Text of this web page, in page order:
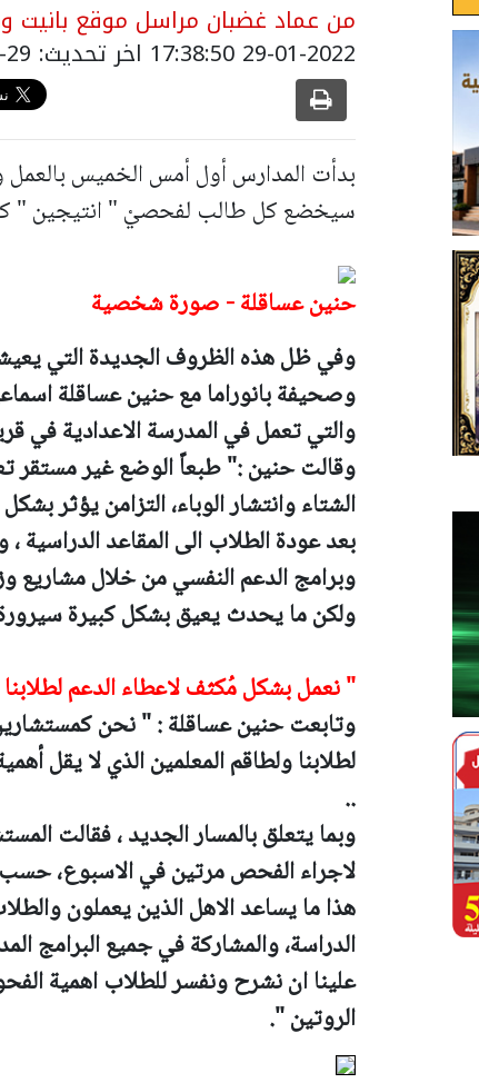
من عماد غضبان مراسل موقع بانيت
29-01-2022 17:38:50 اخر تحديث: 29-01-2022 19:38:50
بدأت المدارس أول أمس الخميس
سيخضع كل طالب لفحصيْ " انتيجين "
حنين عساقلة - صورة شخصية
وفي ظل هذه الظروف الجديدة التي
وصحيفة بانوراما مع حنين عساقلة
والتي تعمل في المدرسة الاعدادية في
وقالت حنين :" طبعاً الوضع غير مستقر
الشتاء وانتشار الوباء، التزامن يؤثر
بعد عودة الطلاب الى المقاعد الدراسية ،
وبرامج الدعم النفسي من خلال مشاريع
ولكن ما يحدث يعيق بشكل كبيرة
"نعمل بشكل مُكثف لاعطاء الدعم
وتابعت حنين عساقلة : " نحن
لطلابنا ولطاقم المعلمين الذي لا يقل
..
وبما يتعلق بالمسار الجديد ، فقالت
لاجراء الفحص مرتين في الاسبوع،
هذا ما يساعد الاهل الذين يعملون
الدراسة، والمشاركة في جميع البرامج
علينا ان نشرح ونفسر للطلاب اهمية
الروتين ".